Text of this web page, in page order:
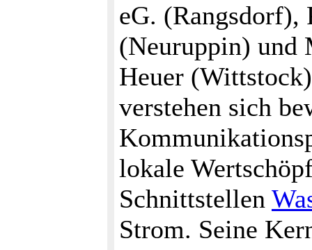
eG. (Rangsdorf),
(Neuruppin) und
Heuer
verstehen sich
lokale
Schnittstellen
Strom. Seine